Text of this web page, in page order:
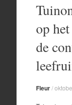
content
op
de
Fleur/